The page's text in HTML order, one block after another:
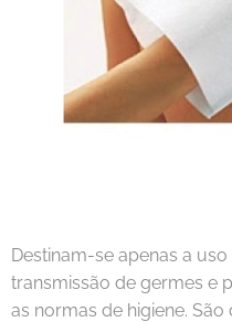
Destinam-se apenas a
transmissão de germes e
as normas de higiene.